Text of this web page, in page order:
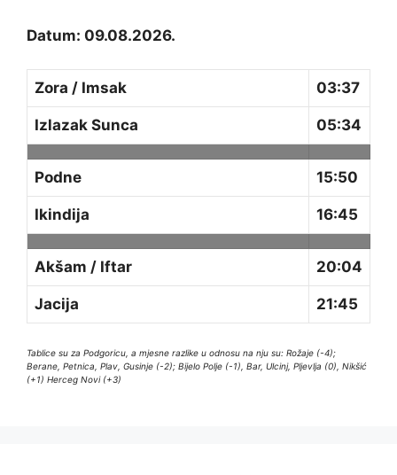
Datum: 09.08.2026.
Zora / Imsak 03:37
Izlazak Sunca 05:34
Podne 15:50
Ikindija 16:45
Akšam / Iftar 20:04
Jacija 21:45
Tablice su za Podgoricu, a mjesne razlike u odnosu na nju su: Rožaje (-4);
Berane, Petnica, Plav, Gusinje (-2); Bijelo Polje (-1), Bar, Ulcinj, Pljevlja (0), Nikšić
(+1) Herceg Novi (+3)